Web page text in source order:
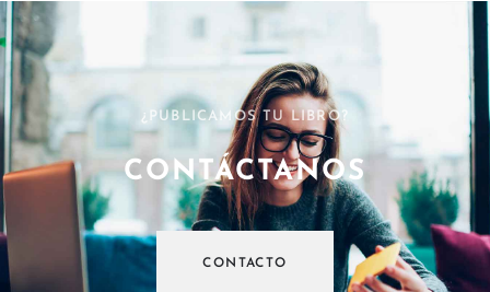
¿PUBLICAMOS TU LIBRO?
CONTÁCTANOS
CONTACTO